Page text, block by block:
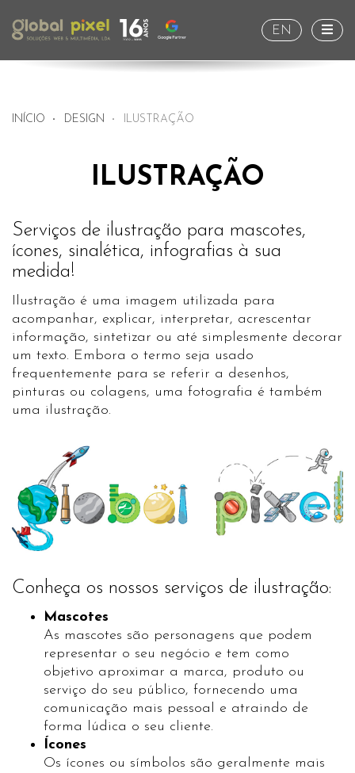
EN
INÍCIO DESIGN ILUSTRAÇÃO
ILUSTRAÇÃO
Serviços de ilustração para mascotes,
ícones, sinalética, infografias à sua
medida!
Ilustração é uma imagem utilizada para
acompanhar, explicar, interpretar, acrescentar
informação, sintetizar ou até simplesmente decorar
um texto. Embora o termo seja usado
frequentemente para se referir a desenhos,
pinturas ou colagens, uma fotografia é também
uma ilustração.
Conheça os nossos serviços de ilustração:
Mascotes
As mascotes são personagens que podem
representar o seu negócio e tem como
objetivo aproximar a marca, produto ou
serviço do seu público, fornecendo uma
comunicação mais pessoal e atraindo de
forma lúdica o seu cliente.
Ícones
Os ícones ou símbolos são geralmente mais